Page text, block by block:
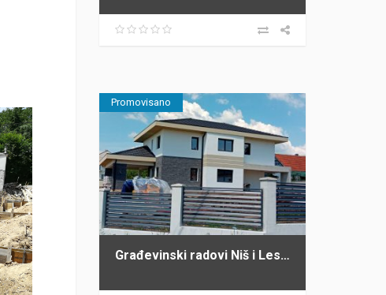
Promovisano
Građevinski radovi Niš i Leskovac PROFI GRADNJA SPASIĆ